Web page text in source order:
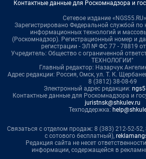
Контактные данные для Роскомнадзора и
Сетевое издание
Зарегистрировано Федеральной службой по
информационных технологий и
(Роскомнадзор). Регистрационный номер и
регистрации - ЭЛ № ФС 77 - 78819
Учредитель: Общество с ограниченной
ТЕХНОЛОГИИ"
Главный редактор: Назарчук
Адрес редакции: Россия, Омск, ул. Т. К.
8 (3812) 38-08-69
Электронный адрес редакции:
Контактные данные для Роскомнадзора и
juristnsk@shkulev.ru
Техподдержка:
Связаться с отделом продаж: 8 (383) 212-52-
с сотового бесплатный),
Редакция сайта не несет
информации, содержащейся в